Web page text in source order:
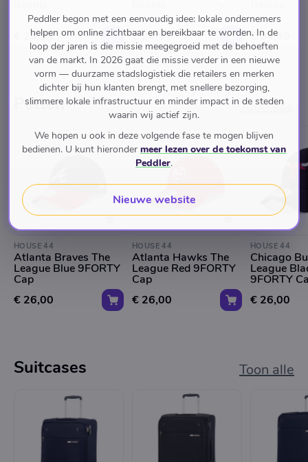
€ 24,99 € 24,99 € 24,99
Petten Toon alle
HOUSE 44
Atlanta Braves The
League Blue 9FORTY
Cap
€ 26,00
HOUSE 44
Atlanta Hawks The
League Red 9FORTY
Cap
€ 26,00
HOUSE 44
Chicago
League
9FORTY
€ 26,00
Suitcases Toon alle
Peddler begon met een eenvoudig idee: lokale ondernemers
helpen om online zichtbaar en bereikbaar te worden. In de
loop der jaren is die missie meegegroeid met de behoeften
van de markt. In 2026 gaat die missie verder in een nieuwe
vorm — duurzame stadslogistiek die retailers en merken
dichter bij hun klanten brengt, met snellere bezorging,
slimmere lokale infrastructuur en minder impact in de steden
waarin wij actief zijn.
We hopen u ook in deze volgende fase te mogen blijven
bedienen. U kunt hieronder meer lezen over de toekomst van
Peddler.
Nieuwe website